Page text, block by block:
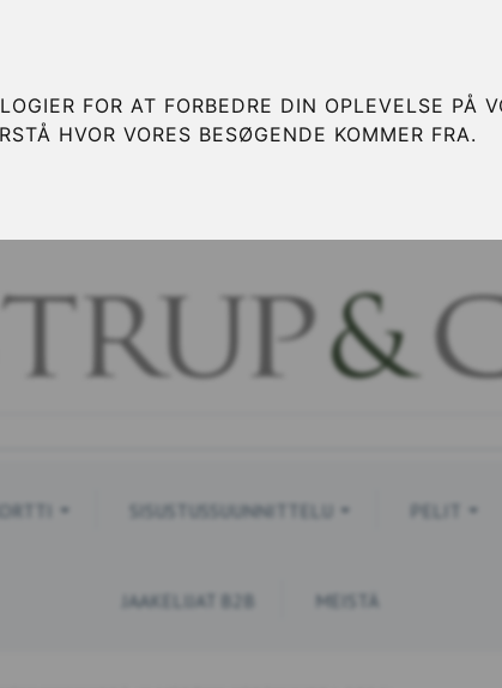
FOR AT FORBEDRE DIN OPLEVELSE PÅ
HVOR VORES BESØGENDE KOMMER FRA.
SISUSTUSSUUNNITTELU PELIT
JAAKELIJAT B2B MEISTÄ